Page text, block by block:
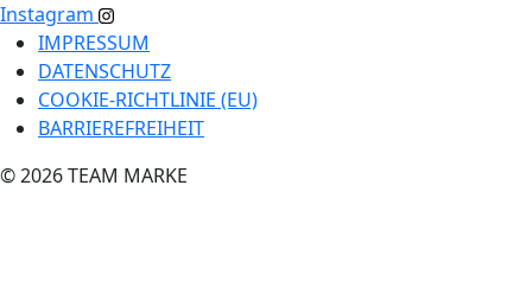
Instagram
IMPRESSUM
DATENSCHUTZ
COOKIE-RICHTLINIE (EU)
BARRIEREFREIHEIT
© 2026 TEAM MARKE